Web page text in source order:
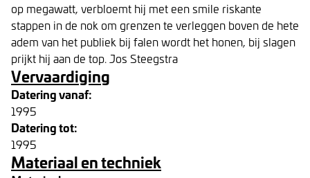
op megawatt, verbloemt hij met een smile riskante
stappen in de nok om grenzen te verleggen boven de hete
adem van het publiek bij falen wordt het honen, bij slagen
prijkt hij aan de top. Jos Steegstra
Vervaardiging
Datering vanaf:
1995
Datering tot:
1995
Materiaal en techniek